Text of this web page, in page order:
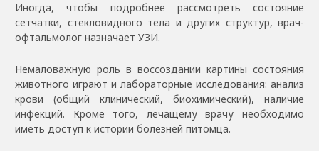
Иногда, чтобы подробнее рассмотреть состояние
сетчатки, стекловидного тела и других структур, врач-
офтальмолог назначает УЗИ.
Немаловажную роль в воссоздании картины состояния
животного играют и лабораторные исследования: анализ
крови (общий клинический, биохимический), наличие
инфекций. Кроме того, лечащему врачу необходимо
иметь доступ к истории болезней питомца.